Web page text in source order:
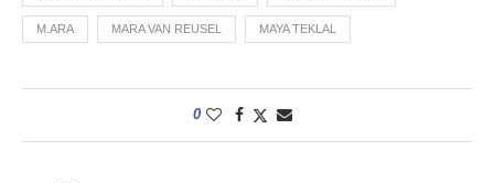
M.ARA MARA VAN REUSEL MAYA TEKLAL
0